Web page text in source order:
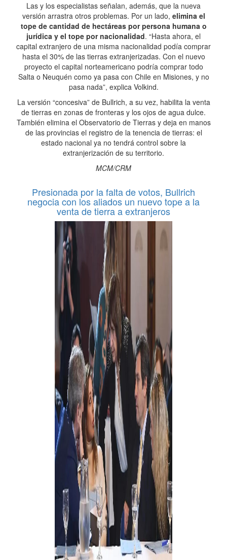
Las y los especialistas señalan, además, que la nueva
versión arrastra otros problemas. Por un lado, elimina el
tope de cantidad de hectáreas por persona humana o
jurídica y el tope por nacionalidad. “Hasta ahora, el
capital extranjero de una misma nacionalidad podía comprar
hasta el 30% de las tierras extranjerizadas. Con el nuevo
proyecto el capital norteamericano podría comprar todo
Salta o Neuquén como ya pasa con Chile en Misiones, y no
pasa nada”, explica Volkind.
La versión “concesiva” de Bullrich, a su vez, habilita la venta
de tierras en zonas de fronteras y los ojos de agua dulce.
También elimina el Observatorio de Tierras y deja en manos
de las provincias el registro de la tenencia de tierras: el
estado nacional ya no tendrá control sobre la
extranjerización de su territorio.
MCM/CRM
Presionada por la falta de votos, Bullrich
negocia con los aliados un nuevo tope a la
venta de tierra a extranjeros